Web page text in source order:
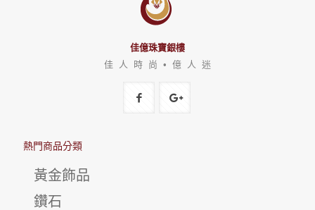
佳億珠寶銀樓
佳 人 時 尚 • 億 人 迷
熱門商品分類
黃金飾品
鑽石